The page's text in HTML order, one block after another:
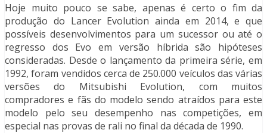
Hoje muito pouco se sabe, apenas é certo o fim da
produção do Lancer Evolution ainda em 2014, e que
possíveis desenvolvimentos para um sucessor ou até o
regresso dos Evo em versão híbrida são hipóteses
consideradas. Desde o lançamento da primeira série, em
1992, foram vendidos cerca de 250.000 veículos das várias
versões do Mitsubishi Evolution, com muitos
compradores e fãs do modelo sendo atraídos para este
modelo pelo seu desempenho nas competições, em
especial nas provas de rali no final da década de 1990.